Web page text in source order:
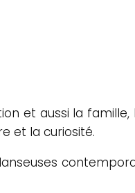
et aussi la
et la curiosité.